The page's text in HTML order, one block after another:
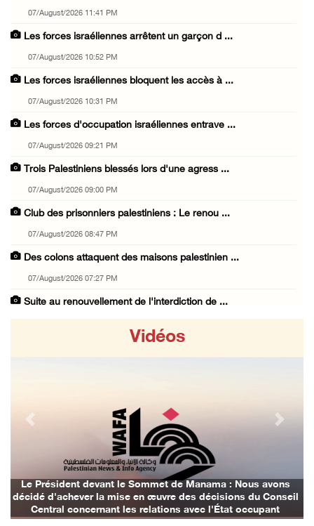
07/August/2026 11:41 PM
Les forces israéliennes arrêtent un garçon d ...
07/August/2026 10:52 PM
Les forces israéliennes bloquent les accès à ...
07/August/2026 10:31 PM
Les forces d'occupation israéliennes entrave ...
07/August/2026 09:21 PM
Trois Palestiniens blessés lors d'une agress ...
07/August/2026 09:00 PM
Club des prisonniers palestiniens : Le renou ...
07/August/2026 08:47 PM
Des colons attaquent des maisons palestinien ...
07/August/2026 07:27 PM
Suite au renouvellement de l'interdiction de ...
07/August/2026 06:14 PM
La présidence palestinienne salue l’accord d ...
07/August/2026 05:38 PM
Environ 70 000 fidèles ont accompli la prièr ...
07/August/2026 02:45 PM
Vidéos
Le Président devant le Sommet de Manama : Nous avons
décidé d'achever la mise en œuvre des décisions du Conseil
Central concernant les relations avec l'État occupant
Previous Next